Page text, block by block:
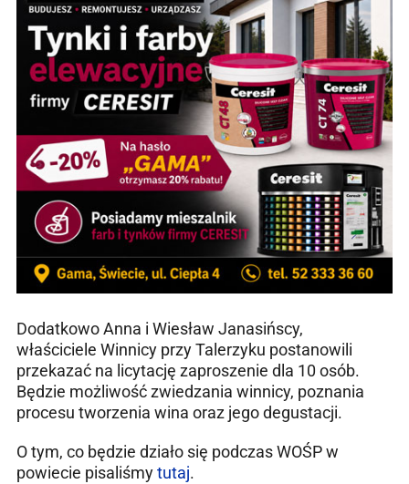
Dodatkowo Anna i Wiesław Janasińscy,
właściciele Winnicy przy Talerzyku postanowili
przekazać na licytację zaproszenie dla 10 osób.
Będzie możliwość zwiedzania winnicy, poznania
procesu tworzenia wina oraz jego degustacji.
O tym, co będzie działo się podczas WOŚP w
powiecie pisaliśmytutaj.